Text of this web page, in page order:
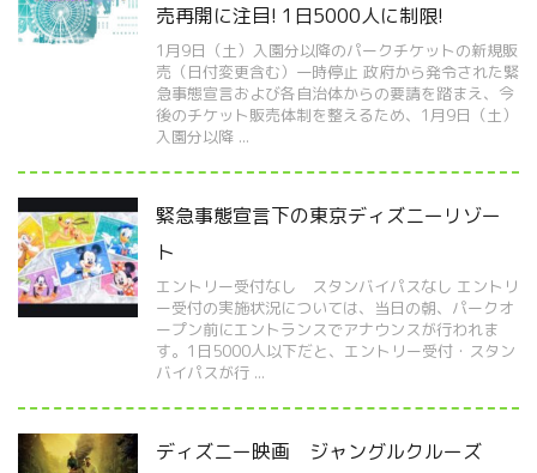
売再開に注目! 1日5000人に制限!
1月9日（土）入園分以降のパークチケットの新規販
売（日付変更含む）一時停止 政府から発令された緊
急事態宣言および各自治体からの要請を踏まえ、今
後のチケット販売体制を整えるため、1月9日（土）
入園分以降 ...
緊急事態宣言下の東京ディズニーリゾー
ト
エントリー受付なし スタンバイパスなし エントリ
ー受付の実施状況については、当日の朝、パークオ
ープン前にエントランスでアナウンスが行われま
す。1日5000人以下だと、エントリー受付・スタン
バイパスが行 ...
ディズニー映画 ジャングルクルーズ